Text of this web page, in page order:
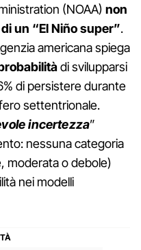
(NOAA) non
un “El Niño super”.
americana spiega
di svilupparsi
di persistere durante
settentrionale.
incertezza”
nessuna categoria
moderata o debole)
nei modelli